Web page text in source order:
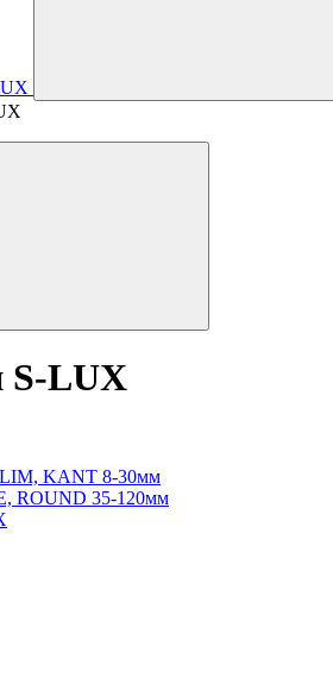
S-LUX
KANT 8-30мм
ROUND 35-120мм